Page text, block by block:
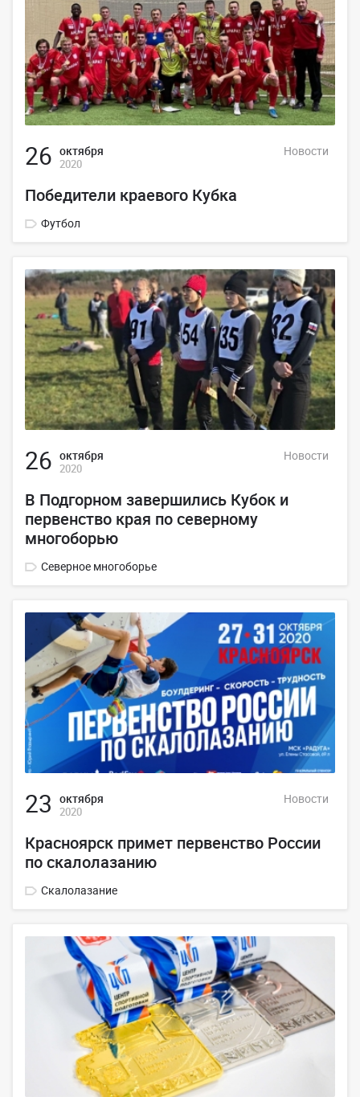
26 октября
2020
Новости
Победители краевого Кубка
Футбол
26 октября
2020
Новости
В Подгорном завершились Кубок и
первенство края по северному
многоборью
Северное многоборье
23 октября
2020
Новости
Красноярск примет первенство России
по скалолазанию
Скалолазание